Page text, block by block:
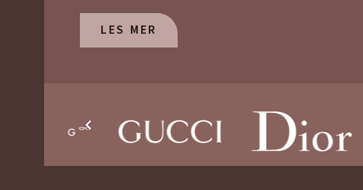
LES MER